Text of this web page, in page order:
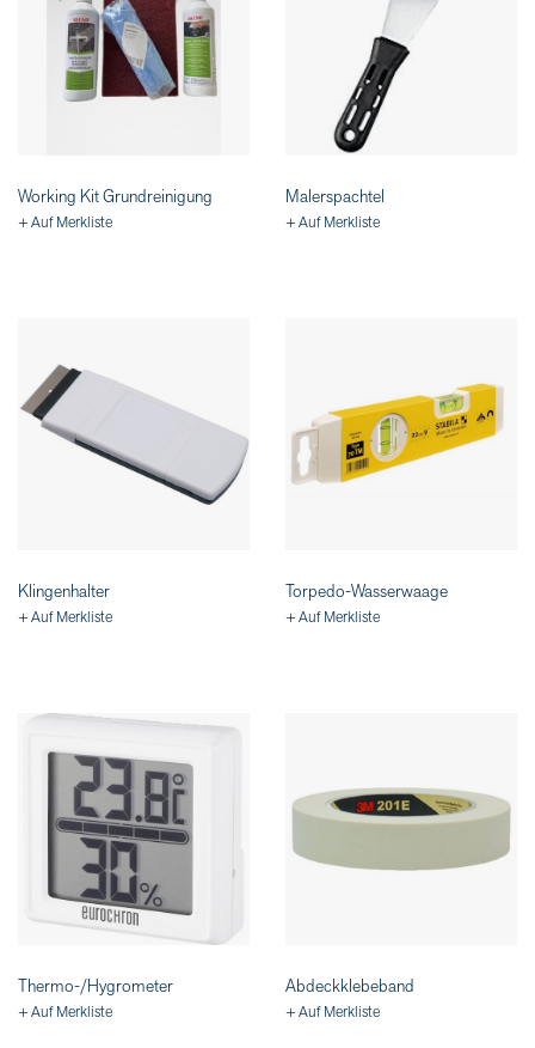
Working Kit Grundreinigung
+ Auf Merkliste
Malerspachtel
+ Auf Merkliste
Klingenhalter
+ Auf Merkliste
Torpedo-Wasserwaage
+ Auf Merkliste
Thermo-/Hygrometer
+ Auf Merkliste
Abdeckklebeband
+ Auf Merkliste